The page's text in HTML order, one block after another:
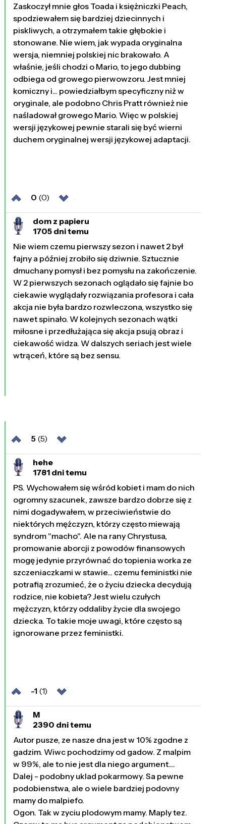
Zaskoczył mnie głos Toada i księżniczki Peach,
spodziewałem się bardziej dziecinnych i
piskliwych, a otrzymałem takie głębokie i
stonowane. Nie wiem, jak wypada oryginalna
wersja, niemniej polskiej nic brakowało. A
właśnie, jeśli chodzi o Mario, to jego dubbing
odbiega od growego pierwowzoru. Jest mniej
komiczny i... powiedziałbym specyficzny niż w
oryginale, ale podobno Chris Pratt również nie
naśladował growego Mario. Więc w polskiej
wersji językowej pewnie starali się być wierni
duchem oryginalnej wersji językowej adaptacji.
0 (0)
dom z papieru
1705 dni temu
Nie wiem czemu pierwszy sezon i nawet 2 był
fajny a później zrobiło się dziwnie. Sztucznie
dmuchany pomysł i bez pomysłu na zakończenie.
W 2 pierwszych sezonach oglądało się fajnie bo
ciekawie wyglądały rozwiązania profesora i cała
akcja nie była bardzo rozwleczona, wszystko się
nawet spinało. W kolejnych sezonach wątki
miłosne i przedłużająca się akcja psują obraz i
ciekawość widza. W dalszych seriach jest wiele
wtrąceń, które są bez sensu.
5 (5)
hehe
1781 dni temu
PS. Wychowałem się wśród kobiet i mam do nich
ogromny szacunek, zawsze bardzo dobrze się z
nimi dogadywałem, w przeciwieństwie do
niektórych mężczyzn, którzy często miewają
syndrom "macho". Ale na rany Chrystusa,
promowanie aborcji z powodów finansowych
mogę jedynie przyrównać do topienia worka ze
szczeniaczkami w stawie... czemu feministki nie
potrafią zrozumieć, że o życiu dziecka decydują
rodzice, nie kobieta? Jest wielu czułych
mężczyzn, którzy oddaliby życie dla swojego
dziecka. To takie moje uwagi, które często są
ignorowane przez feministki.
-1(1)
M
2390 dni temu
Autor pusze, ze nasze dna jest w 10% zgodne z
gadzim. Wiwc pochodzimy od gadow. Z malpim
w 99%, ale to nie jest dla niego argument....
Dalej - podobny uklad pokarmowy. Sa pewne
podobienstwa, ale o wiele bardziej podovny
mamy do malpiefo.
Ogon. Tak w zyciu plodowym mamy. Maply tez.